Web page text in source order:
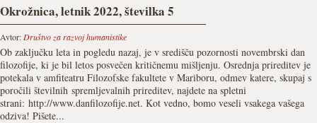
Okrožnica, letnik 2022, številka 5
Avtor: Društvo za razvoj humanistike
Ob zaključku leta in pogledu nazaj, je v središču pozornosti novembrski dan
filozofije, ki je bil letos posvečen kritičnemu mišljenju. Osrednja prireditev je
potekala v amfiteatru Filozofske fakultete v Mariboru, odmev katere, skupaj s
poročili številnih spremljevalnih prireditev, najdete na spletni
strani: http://www.danfilozofije.net. Kot vedno, bomo veseli vsakega vašega
odziva! Pišete...